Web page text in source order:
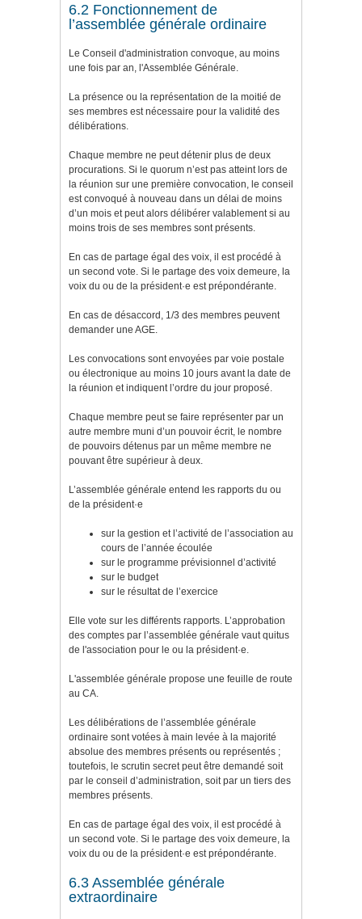
6.2 Fonctionnement de
l’assemblée générale ordinaire
Le Conseil d'administration convoque, au moins
une fois par an, l'Assemblée Générale.
La présence ou la représentation de la moitié de
ses membres est nécessaire pour la validité des
délibérations.
Chaque membre ne peut détenir plus de deux
procurations. Si le quorum n’est pas atteint lors de
la réunion sur une première convocation, le conseil
est convoqué à nouveau dans un délai de moins
d’un mois et peut alors délibérer valablement si au
moins trois de ses membres sont présents.
En cas de partage égal des voix, il est procédé à
un second vote. Si le partage des voix demeure, la
voix du ou de la président·e est prépondérante.
En cas de désaccord, 1/3 des membres peuvent
demander une AGE.
Les convocations sont envoyées par voie postale
ou électronique au moins 10 jours avant la date de
la réunion et indiquent l’ordre du jour proposé.
Chaque membre peut se faire représenter par un
autre membre muni d’un pouvoir écrit, le nombre
de pouvoirs détenus par un même membre ne
pouvant être supérieur à deux.
L’assemblée générale entend les rapports du ou
de la président·e
sur la gestion et l’activité de l’association au
cours de l’année écoulée
sur le programme prévisionnel d’activité
sur le budget
sur le résultat de l’exercice
Elle vote sur les différents rapports. L’approbation
des comptes par l’assemblée générale vaut quitus
de l'association pour le ou la président·e.
L'assemblée générale propose une feuille de route
au CA.
Les délibérations de l’assemblée générale
ordinaire sont votées à main levée à la majorité
absolue des membres présents ou représentés ;
toutefois, le scrutin secret peut être demandé soit
par le conseil d’administration, soit par un tiers des
membres présents.
En cas de partage égal des voix, il est procédé à
un second vote. Si le partage des voix demeure, la
voix du ou de la président·e est prépondérante.
6.3 Assemblée générale
extraordinaire